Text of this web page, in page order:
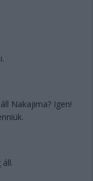
Nakajima? Igen!